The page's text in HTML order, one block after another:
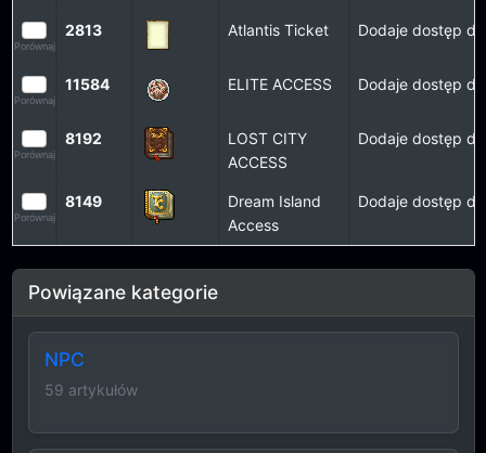
Porównaj
2813 Atlantis Ticket Dodaje dostęp
Porównaj
11584 ELITE ACCESS Dodaje dostęp
Porównaj
8192
LOST CITY
ACCESS
Dodaje dostęp
Porównaj
8149
Dream Island
Access
Dodaje dostęp
Powiązane kategorie
NPC
59 artykułów